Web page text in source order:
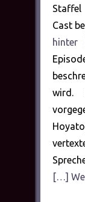
Cast
hinter
wird.
[…]